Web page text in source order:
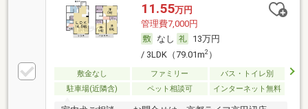
11.55万円
管理費7,000円
なし
13万円
/ 3LDK（79.01m2）
敷金なし ファミリー
バス・トイレ別
駐車場(近隣含)
ペット相談可 インターネット無料